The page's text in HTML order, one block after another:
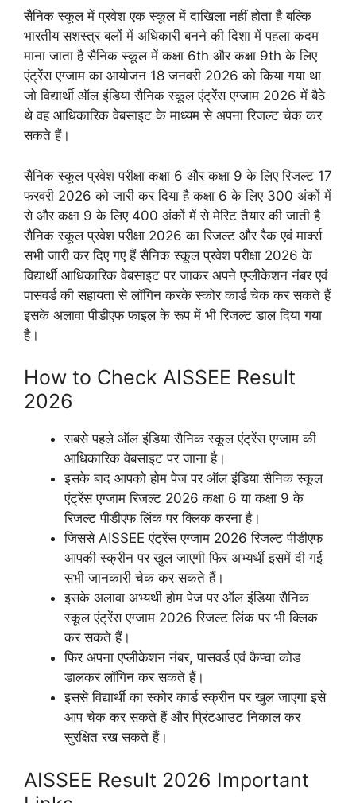
सैनिक स्कूल में प्रवेश एक स्कूल में दाखिला नहीं होता है बल्कि
भारतीय सशस्त्र बलों में अधिकारी बनने की दिशा में पहला कदम
माना जाता है सैनिक स्कूल में कक्षा 6th और कक्षा 9th के लिए
एंट्रेंस एग्जाम का आयोजन 18 जनवरी 2026 को किया गया था
जो विद्यार्थी ऑल इंडिया सैनिक स्कूल एंट्रेंस एग्जाम 2026 में बैठे
थे वह आधिकारिक वेबसाइट के माध्यम से अपना रिजल्ट चेक कर
सकते हैं।
सैनिक स्कूल प्रवेश परीक्षा कक्षा 6 और कक्षा 9 के लिए रिजल्ट 17
फरवरी 2026 को जारी कर दिया है कक्षा 6 के लिए 300 अंकों में
से और कक्षा 9 के लिए 400 अंकों में से मेरिट तैयार की जाती है
सैनिक स्कूल प्रवेश परीक्षा 2026 का रिजल्ट और रैक एवं मार्क्स
सभी जारी कर दिए गए हैं सैनिक स्कूल प्रवेश परीक्षा 2026 के
विद्यार्थी आधिकारिक वेबसाइट पर जाकर अपने एप्लीकेशन नंबर एवं
पासवर्ड की सहायता से लॉगिन करके स्कोर कार्ड चेक कर सकते हैं
इसके अलावा पीडीएफ फाइल के रूप में भी रिजल्ट डाल दिया गया
है।
How to Check AISSEE Result
2026
सबसे पहले ऑल इंडिया सैनिक स्कूल एंट्रेंस एग्जाम की
आधिकारिक वेबसाइट पर जाना है।
इसके बाद आपको होम पेज पर ऑल इंडिया सैनिक स्कूल
एंट्रेंस एग्जाम रिजल्ट 2026 कक्षा 6 या कक्षा 9 के
रिजल्ट पीडीएफ लिंक पर क्लिक करना है।
जिससे AISSEE एंट्रेंस एग्जाम 2026 रिजल्ट पीडीएफ
आपकी स्क्रीन पर खुल जाएगी फिर अभ्यर्थी इसमें दी गई
सभी जानकारी चेक कर सकते हैं।
इसके अलावा अभ्यर्थी होम पेज पर ऑल इंडिया सैनिक
स्कूल एंट्रेंस एग्जाम 2026 रिजल्ट लिंक पर भी क्लिक
कर सकते हैं।
फिर अपना एप्लीकेशन नंबर, पासवर्ड एवं कैप्चा कोड
डालकर लॉगिन कर सकते हैं।
इससे विद्यार्थी का स्कोर कार्ड स्क्रीन पर खुल जाएगा इसे
आप चेक कर सकते हैं और प्रिंटआउट निकाल कर
सुरक्षित रख सकते हैं।
AISSEE Result 2026 Important